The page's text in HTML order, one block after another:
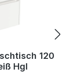
120
Hgl